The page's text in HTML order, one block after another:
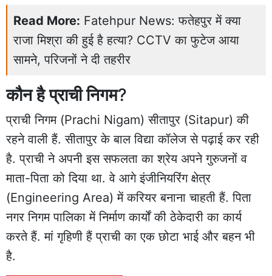
Read More: Fatehpur News: फतेहपुर में क्या
राजा मिश्रा की हुई है हत्या? CCTV का फुटेज आया
सामने, परिजनों ने दी तहरीर
कौन है प्राची निगम?
प्राची निगम (Prachi Nigam) सीतापुर (Sitapur) की
रहने वाली हैं. सीतापुर के बाल विद्या कॉलेज से पढ़ाई कर रही
है. प्राची ने अपनी इस सफलता का श्रेय अपने गुरुजनों व
माता-पिता को दिया था. वे आगे इंजीनियरिंग क्षेत्र
(Engineering Area) में करियर बनाना चाहती हैं. पिता
नगर निगम पालिका में निर्माण कार्यों की ठेकेदारी का कार्य
करते हैं. मां गृहिणी हैं प्राची का एक छोटा भाई और बहन भी
है.